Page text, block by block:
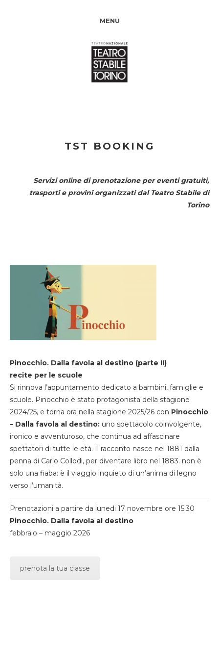
MENU
TST BOOKING
Servizi online di prenotazione per eventi gratuiti,
trasporti e provini organizzati dal Teatro Stabile di
Torino
Pinocchio. Dalla favola al destino (parte II)
recite per le scuole
Si rinnova l’appuntamento dedicato a bambini, famiglie e
scuole. Pinocchio è stato protagonista della stagione
2024/25, e torna ora nella stagione 2025/26 con Pinocchio
– Dalla favola al destino: uno spettacolo coinvolgente,
ironico e avventuroso, che continua ad affascinare
spettatori di tutte le età. Il racconto nasce nel 1881 dalla
penna di Carlo Collodi, per diventare libro nel 1883. non è
solo una fiaba: è il viaggio inquieto di un’anima di legno
verso l’umanità.
Prenotazioni a partire da lunedi 17 novembre ore 15.30
Pinocchio. Dalla favola al destino
febbraio – maggio 2026
prenota la tua classe